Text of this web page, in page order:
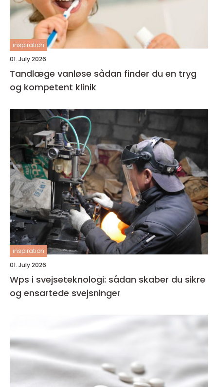
inspiration
01. July 2026
Tandlæge vanløse sådan finder du en tryg
og kompetent klinik
inspiration
01. July 2026
Wps i svejseteknologi: sådan skaber du sikre
og ensartede svejsninger